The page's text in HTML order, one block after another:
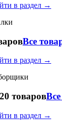
в раздел →
Все
в раздел →
20 товаров
в раздел →